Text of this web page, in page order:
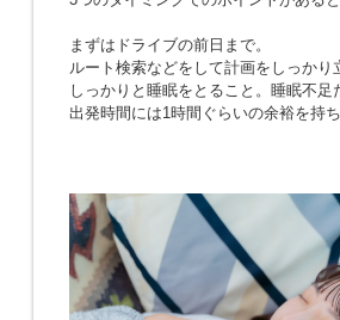
まずはドライブの前日まで。
ルート検索などをして計画をしっかり
しっかりと睡眠をとること。睡眠不足
出発時間には1時間ぐらいの余裕を持ち